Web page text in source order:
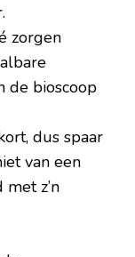
zorgen
de bioscoop
dus spaar
van een
z’n